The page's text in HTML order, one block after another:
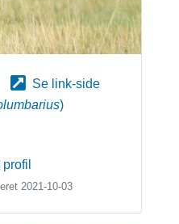
Se link-side
)
2021-10-03